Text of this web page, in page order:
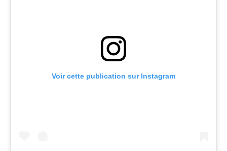
Voir cette publication sur Instagram